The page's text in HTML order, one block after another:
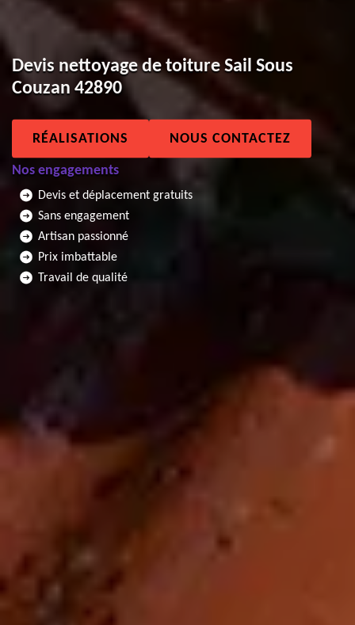
Devis nettoyage de toiture Sail Sous
Couzan 42890
RÉALISATIONS NOUS CONTACTEZ
Nos engagements
Devis et déplacement gratuits
Sans engagement
Artisan passionné
Prix imbattable
Travail de qualité